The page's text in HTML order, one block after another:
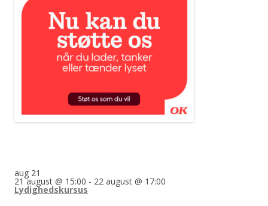
aug 21
21 august @ 15:00 - 22 august @ 17:00
Lydighedskursus